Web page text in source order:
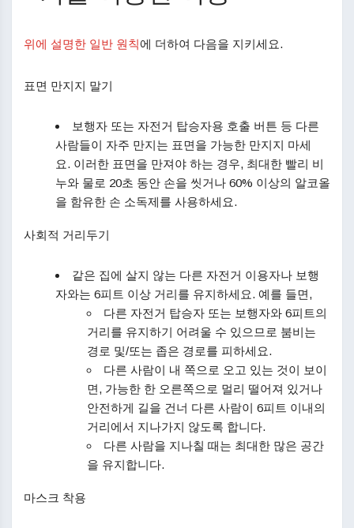
위에 설명한 일반 원칙에 더하여 다음을 지키세요.
표면 만지지 말기
보행자 또는 자전거 탑승자용 호출 버튼 등 다른
사람들이 자주 만지는 표면을 가능한 만지지 마세
요. 이러한 표면을 만져야 하는 경우, 최대한 빨리 비
누와 물로 20초 동안 손을 씻거나 60% 이상의 알코올
을 함유한 손 소독제를 사용하세요.
사회적 거리두기
같은 집에 살지 않는 다른 자전거 이용자나 보행
자와는 6피트 이상 거리를 유지하세요. 예를 들면,
다른 자전거 탑승자 또는 보행자와 6피트의
거리를 유지하기 어려울 수 있으므로 붐비는
경로 및/또는 좁은 경로를 피하세요.
다른 사람이 내 쪽으로 오고 있는 것이 보이
면, 가능한 한 오른쪽으로 멀리 떨어져 있거나
안전하게 길을 건너 다른 사람이 6피트 이내의
거리에서 지나가지 않도록 합니다.
다른 사람을 지나칠 때는 최대한 많은 공간
을 유지합니다.
마스크 착용